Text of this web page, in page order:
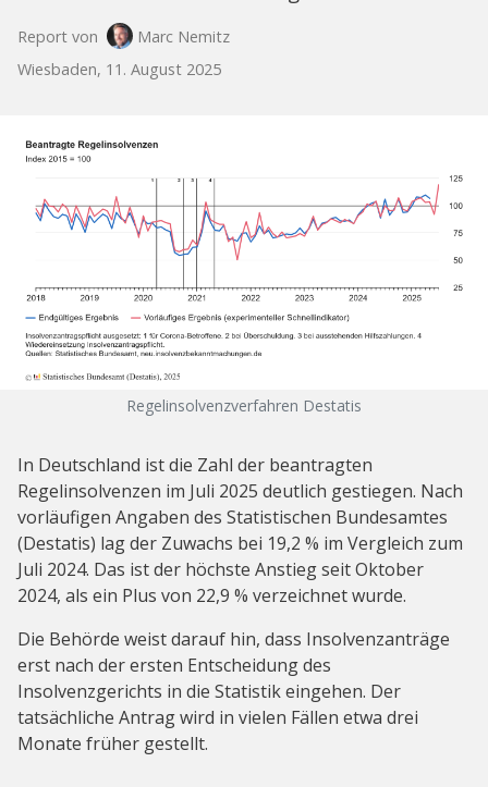
Report von
Marc Nemitz
Wiesbaden, 11. August 2025
Regelinsolvenzverfahren Destatis
In Deutschland ist die Zahl der beantragten
Regelinsolvenzen im Juli 2025 deutlich gestiegen. Nach
vorläufigen Angaben des Statistischen Bundesamtes
(Destatis) lag der Zuwachs bei 19,2 % im Vergleich zum
Juli 2024. Das ist der höchste Anstieg seit Oktober
2024, als ein Plus von 22,9 % verzeichnet wurde.
Die Behörde weist darauf hin, dass Insolvenzanträge
erst nach der ersten Entscheidung des
Insolvenzgerichts in die Statistik eingehen. Der
tatsächliche Antrag wird in vielen Fällen etwa drei
Monate früher gestellt.